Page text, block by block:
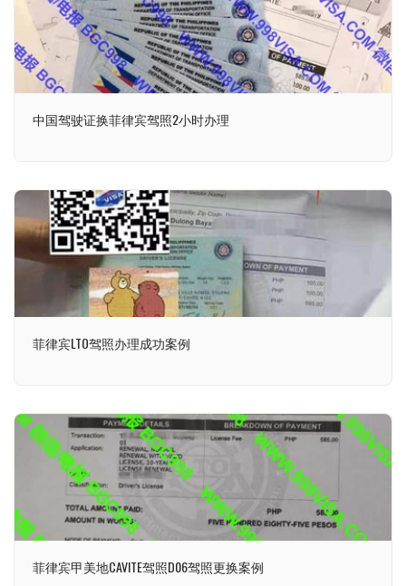
中国驾驶证换菲律宾驾照2小时办理
菲律宾LTO驾照办理成功案例
菲律宾甲美地CAVITE驾照D06驾照更换案例